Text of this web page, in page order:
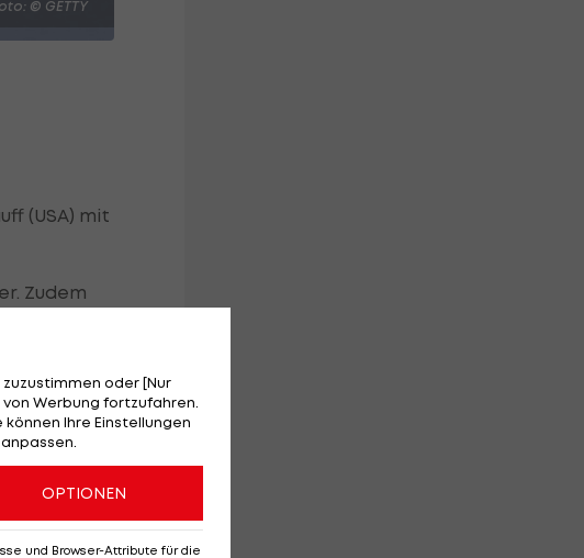
© GETTY
(USA) mit
Zudem
und
den
oder [Nur
von Werbung fortzufahren.
Ihre Einstellungen
OPTIONEN
und Browser-Attribute für die